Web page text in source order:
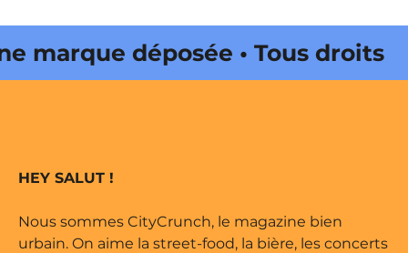
déposée • Tous droits
par Buena Onda Web •
HEY SALUT !
Nous sommes CityCrunch, le magazine bien
urbain. On aime la street-food, la bière, les concerts